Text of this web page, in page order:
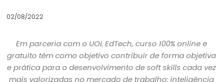
02/08/2022
Em parceria com o UOL EdTech, curso 100% online e
gratuito têm como objetivo contribuir de forma objetiva
e prática para o desenvolvimento de soft skills cada vez
mais valorizadas no mercado de trabalho: inteligência